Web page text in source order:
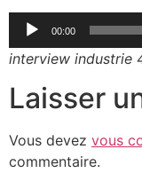
Lecteur
audio
00:00
interview industrie
Laisser
Vous devez vous
commentaire.